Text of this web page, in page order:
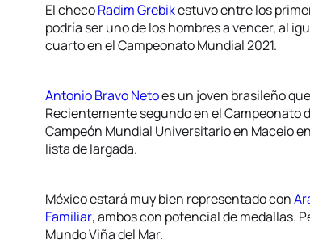
El checoRadim Grebikestuvo entre los
podría ser uno de los hombres a vencer, al
cuarto en el Campeonato Mundial 2021.
Antonio Bravo Netoes un joven brasileño
Recientemente segundo en el Campeonato
Campeón Mundial Universitario en Maceio
lista de largada.
México estará muy bien representado con
Familiar, ambos con potencial de medallas.
Mundo Viña del Mar.